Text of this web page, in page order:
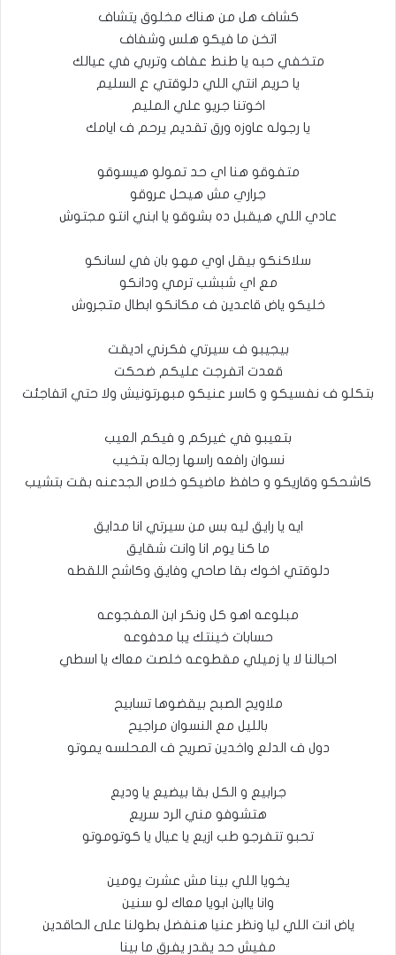
كشاف هل من هناك مخلوق يتشاف
اتخن ما فيكو هلس وشفاف
متخفي حبه يا طنط عفاف وتربي في عيالك
يا حريم انتي اللي دلوقتي ع السليم
اخوتنا جريو علي المليم
يا رجوله عاوزه ورق تقديم يرحم ف ايامك
متفوقو هنا اي حد تمولو هيسوقو
جراري مش هيحل عروقو
عادي اللي هيقبل ده بشوقو يا ابني انتو مجتوش
سلاكنكو بيقل اوي مهو بان في لسانكو
مع اي شبشب ترمي ودانكو
خليكو ياض قاعدين ف مكانكو ابطال متجروش
بيجيبو ف سيرتي فكرني اديقت
قعدت اتفرجت عليكم ضحكت
بتكلو ف نفسيكو و كاسر عنيكو مبهرتونيش ولا حتي اتفاجئت
بتعيبو في غيركم و فيكم العيب
نسوان رافعه راسها رجاله بتخيب
كاشحكو وقاريكو و حافظ ماضيكو خلاص الجدعنه بقت بتشيب
ايه يا رايق ليه بس من سيرتي انا مدايق
ما كنا يوم انا وانت شقايق
دلوقتي اخوك بقا صاحي وفايق وكاشح اللقطه
مبلوعه اهو كل ونكر ابن المفجوعه
حسابات خينتك يبا مدفوعه
احبالنا لا يا زميلي مقطوعه خلصت معاك يا اسطي
ملاويح الصبح بيقضوها تسابيح
بالليل مع النسوان مراجيح
دول ف الدلع واخدين تصريح ف المحلسه يموتو
جرابيع و الكل بقا بيضيع يا وديع
هتشوفو مني الرد سريع
تحبو تتفرجو طب ازيع يا عيال يا كوتوموتو
يخويا اللي بينا مش عشرت يومين
وانا ياابن ابويا معاك لو سنين
ياض انت اللي ليا ونظر عنيا هنفضل بطولنا على الحاقدين
مفيش حد يقدر يفرق ما بينا